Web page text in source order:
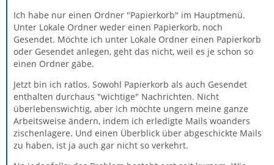
Ich habe nur einen Ordner "Papierkorb" im Hauptmenü.
Unter Lokale Ordner weder einen Papierkorb, noch
Gesendet. Möchte ich unter Lokale Ordner einen Papierkorb
oder Gesendet anlegen, geht das nicht, weil es je schon so
einen Ordner gäbe.
Jetzt bin ich ratlos. Sowohl Papierkorb als auch Gesendet
enthalten durchaus "wichtige" Nachrichten. Nicht
überlebenswichtig, aber ich möchte ungern meine ganze
Arbeitsweise ändern, indem ich erledigte Mails woanders
zischenlagere. Und einen Überblick über abgeschickte Mails
zu haben, ist ja auch gar nicht so verkehrt.